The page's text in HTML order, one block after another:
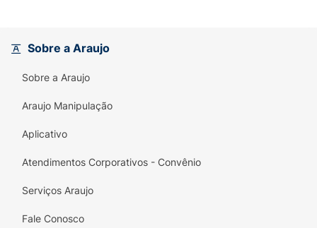
Sobre a Araujo
Sobre a Araujo
Araujo Manipulação
Aplicativo
Atendimentos Corporativos - Convênio
Serviços Araujo
Fale Conosco